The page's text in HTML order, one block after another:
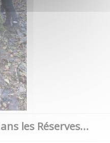
les Réserves…